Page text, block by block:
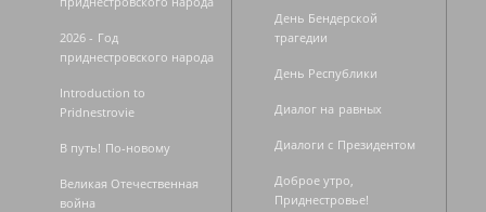
2026 - Год
приднестровского народа
Introduction to
Pridnestrovie
В путь! По-новому
Великая Отечественная
война
День Бендерской
трагедии
День Республики
Диалог на равных
Диалоги с Президентом
Доброе утро,
Приднестровье!